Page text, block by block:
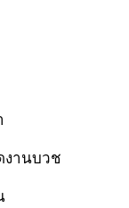
งานบวช